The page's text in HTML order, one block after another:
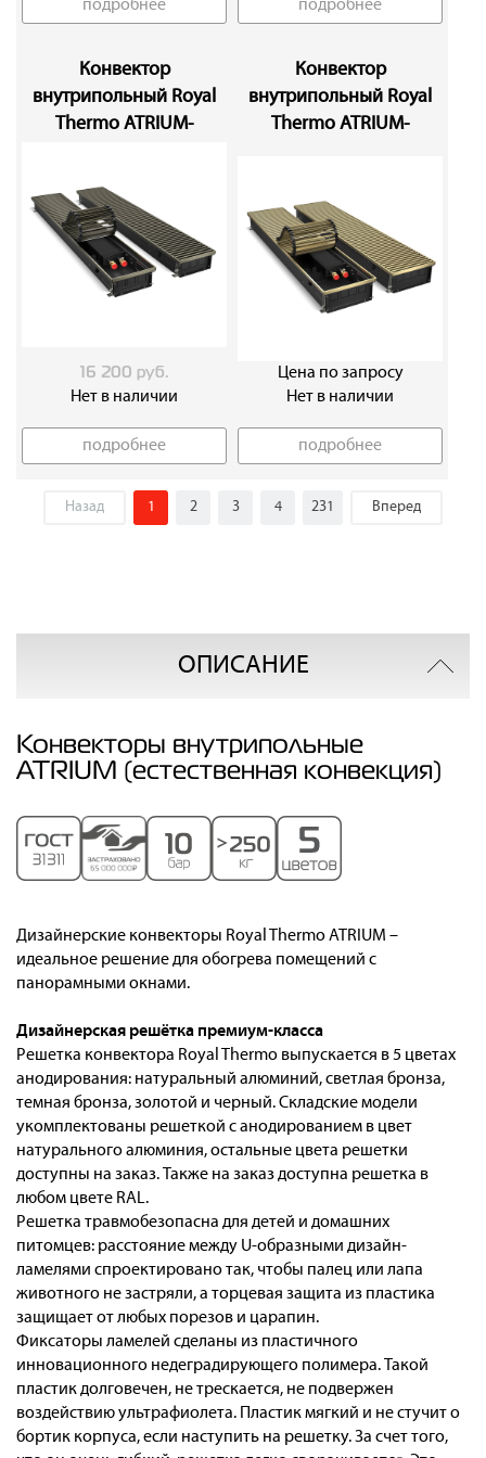
подробнее подробнее
Конвектор
внутрипольный Royal
Thermo ATRIUM-
16 200 руб.
Нет в наличии
подробнее
Конвектор
внутрипольный Royal
Thermo ATRIUM-
Цена по запросу
Нет в наличии
подробнее
Назад 1 2 3 4 231 Вперед
ОПИСАНИЕ
Конвекторы внутрипольные
ATRIUM (естественная конвекция)
Дизайнерские конвекторы Royal Thermo ATRIUM –
идеальное решение для обогрева помещений с
панорамными окнами.
Дизайнерская решётка премиум-класса
Решетка конвектора Royal Thermo выпускается в 5 цветах
анодирования: натуральный алюминий, светлая бронза,
темная бронза, золотой и черный. Складские модели
укомплектованы решеткой с анодированием в цвет
натурального алюминия, остальные цвета решетки
доступны на заказ. Также на заказ доступна решетка в
любом цвете RAL.
Решетка травмобезопасна для детей и домашних
питомцев: расстояние между U-образными дизайн-
ламелями спроектировано так, чтобы палец или лапа
животного не застряли, а торцевая защита из пластика
защищает от любых порезов и царапин.
Фиксаторы ламелей сделаны из пластичного
инновационного недеградирующего полимера. Такой
пластик долговечен, не трескается, не подвержен
воздействию ультрафиолета. Пластик мягкий и не стучит о
бортик корпуса, если наступить на решетку. За счет того,